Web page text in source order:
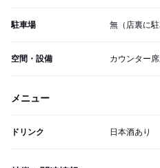
駐車場 無（店裏に駐
空間・設備 カウンター席
メニュー
ドリンク 日本酒あり